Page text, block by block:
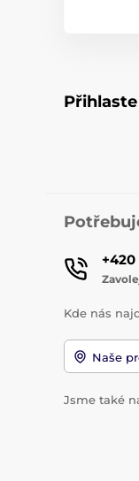
+420
Kde nás
Naše
Jsme také